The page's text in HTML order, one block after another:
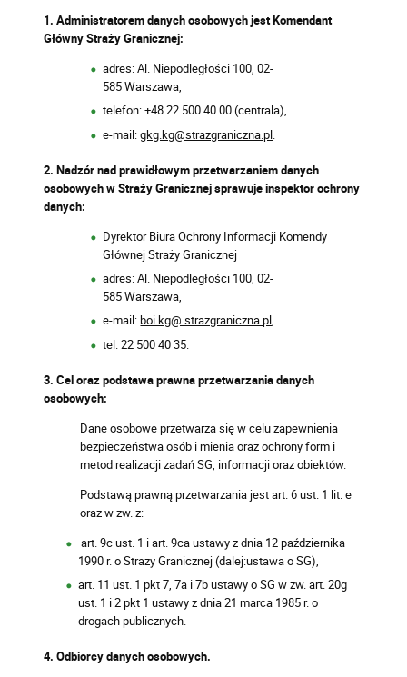
1. Administratoremdanych osobowych jest Komendant
Główny Straży Granicznej:
adres: Al. Niepodległości 100, 02-
585 Warszawa,
telefon: +48 22 500 40 00 (centrala),
e-mail:gkg.kg@strazgraniczna.pl
2. Nadzór nad prawidłowym przetwarzaniem danych
osobowych w Straży Granicznej sprawuje inspektor ochrony
danych:
Dyrektor Biura Ochrony Informacji Komendy
Głównej Straży Granicznej
adres: Al. Niepodległości 100, 02-
585 Warszawa,
e-mail:boi.kg@ strazgraniczna.pl,
tel. 22 500 40 35.
3. Cel oraz podstawa prawna przetwarzania danych
osobowych:
Dane osobowe przetwarza się w celu zapewnienia
bezpieczeństwa osób i mienia oraz ochrony form i
metod realizacji zadań SG, informacji oraz obiektów.
Podstawą prawną przetwarzania jest art. 6 ust. 1 lit. e
oraz w zw. z:
art. 9c ust. 1 i art. 9ca ustawy z dnia 12 października
1990 r. o Strazy Granicznej (dalej:ustawa o SG),
art. 11 ust. 1 pkt 7, 7a i 7b ustawy o SG w zw. art. 20g
ust. 1 i 2 pkt 1 ustawy z dnia 21 marca 1985 r. o
drogach publicznych.
4. Odbiorcy danych osobowych.